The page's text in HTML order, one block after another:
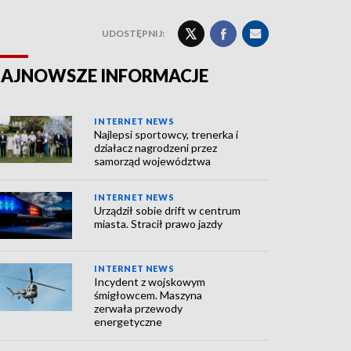
UDOSTĘPNIJ:
INFORMACJE
INTERNET NEWS
Najlepsi sportowcy, trenerka i
działacz nagrodzeni przez
samorząd województwa
INTERNET NEWS
Urządził sobie drift w centrum
miasta. Stracił prawo jazdy
INTERNET NEWS
Incydent z wojskowym
śmigłowcem. Maszyna
zerwała przewody
energetyczne